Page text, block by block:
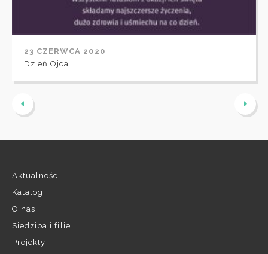
23 CZERWCA 2020
Dzień Ojca
Aktualności
Katalog
O nas
Siedziba i filie
Projekty